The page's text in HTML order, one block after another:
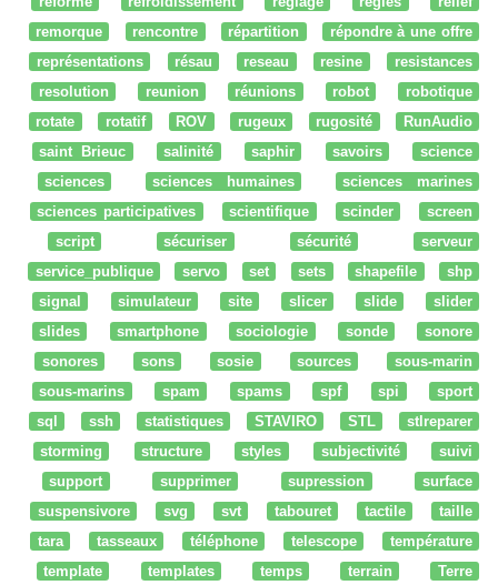
remorque
rencontre répartition
répondre à une offre
représentations
résau reseau resine
resistances
resolution
reunion réunions robot
robotique
rotate
rotatif ROV rugeux rugosité
RunAudio
saint Brieuc
salinité saphir savoirs
science
sciences
sciences humaines
sciences marines
sciences participatives
scientifique scinder
screen
script
sécuriser sécurité
serveur
service_publique
servo set sets shapefile
shp
signal
simulateur site slicer slide
slider
slides
smartphone sociologie sonde
sonore
sonores
sons sosie sources
sous-marin
sous-marins
spam spams spf spi
sport
sql
ssh statistiques STAVIRO STL
stlreparer
storming
structure styles subjectivité
suivi
support
supprimer supression
surface
suspensivore
svg svt tabouret tactile
taille
tara
tasseaux téléphone telescope
température
template
templates temps terrain
Terre